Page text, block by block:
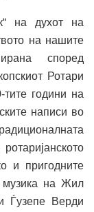
на духот на
на нашите
според
Ротари
години на
написи во
и пригодните
музика на Жил
Ѓузепе Верди